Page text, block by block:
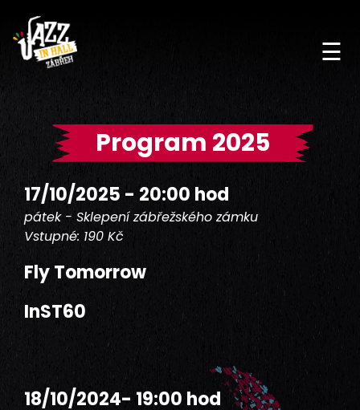
☰
Program 2025
17/10/2025 - 20:00 hod
pátek - Sklepení zábřežského zámku
Vstupné: 190 Kč
Fly Tomorrow
InST60
18/10/2024- 19:00 hod